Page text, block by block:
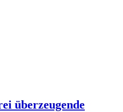
überzeugende